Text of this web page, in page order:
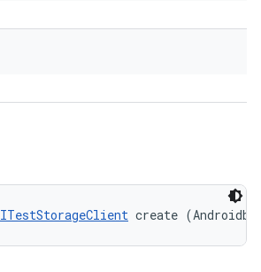
ITestStorageClient create